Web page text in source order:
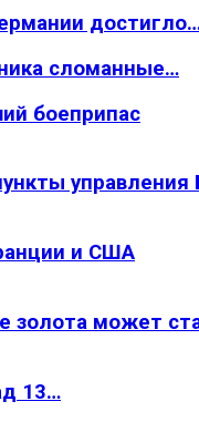
сломанные…
боеприпас
и США
золота может
13…